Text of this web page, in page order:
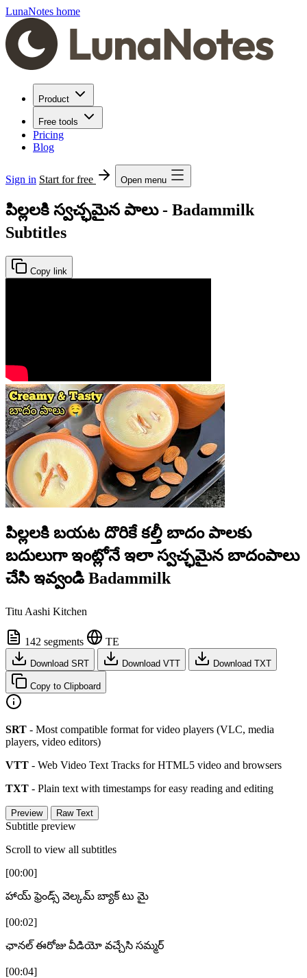
LunaNotes home
Product
Free tools
Pricing
Blog
Sign in Start for free Open menu
పిల్లలకి స్వచ్ఛమైన పాలు - Badammilk
Subtitles
Copy link
పిల్లలకి బయట దొరికే కల్తీ బాదం పాలకు
బదులుగా ఇంట్లోనే ఇలా స్వచ్ఛమైన బాదంపాలు
చేసి ఇవ్వండి Badammilk
Titu Aashi Kitchen
142 segments TE
Download SRT Download VTT Download TXT
Copy to Clipboard
SRT - Most compatible format for video players (VLC, media
players, video editors)
VTT - Web Video Text Tracks for HTML5 video and browsers
TXT - Plain text with timestamps for easy reading and editing
Preview Raw Text
Subtitle preview
Scroll to view all subtitles
[00:00]
హాయ్ ఫ్రెండ్స్ వెల్కమ్ బ్యాక్ టు మై
[00:02]
ఛానల్ ఈరోజు వీడియో వచ్చేసి సమ్మర్
[00:04]